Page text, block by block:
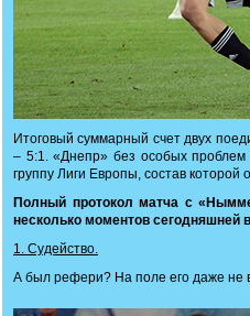
Итоговый суммарный счет двух
– 5:1. «Днепр» без особых проблем
группу Лиги Европы, состав которой
Полный протокол матча с
несколько моментов сегодняшней
1. Судейство.
А был рефери? На поле его даже не